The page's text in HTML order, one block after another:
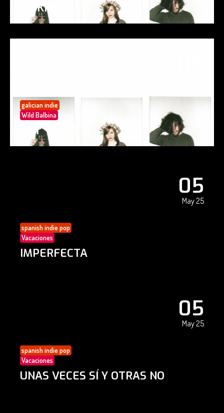
SO KIND
galician indie
Wild Balbina
EAT TACOS
05
May 25
spanish indie pop
Vacaciones
IMPERFECTA
05
May 25
spanish indie pop
Vacaciones
UNAS VECES SÍ Y OTRAS NO